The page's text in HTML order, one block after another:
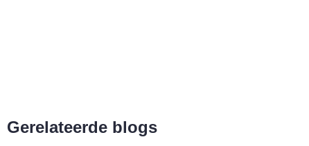
Gerelateerde blogs